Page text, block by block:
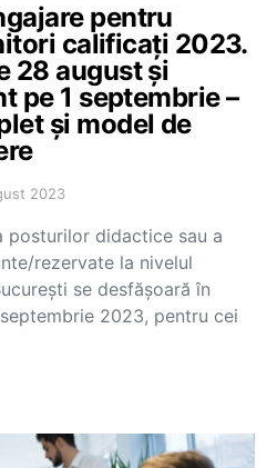
pentru
calificați 2023.
28 august și
pe 1 septembrie –
și model de
2023
posturilor didactice sau a
rezervate la nivelul
se desfășoară în
2023, pentru cei